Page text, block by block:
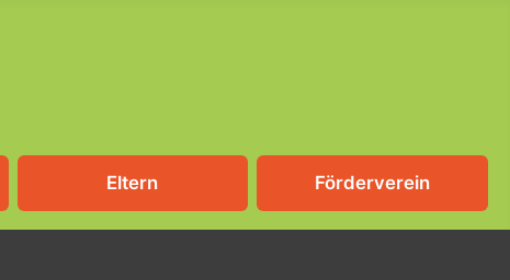
Eltern Förderverein